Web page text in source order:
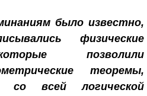
было известно,
физические
позволили
теоремы,
со всей логической